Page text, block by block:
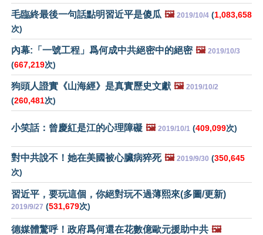
毛臨終最後一句話點明習近平是傻瓜 🖼️ 2019/10/4 (1,083,658
次)
內幕:「一號工程」爲何成中共絕密中的絕密 🖼️ 2019/10/3
(667,219次)
狗頭人證實《山海經》是真實歷史文獻 🖼️ 2019/10/2
(260,481次)
小笑話：曾慶紅是江的心理障礙 🖼️ 2019/10/1 (409,099次)
對中共說不！她在美國被心臟病猝死 🖼️ 2019/9/30 (350,645
次)
習近平，要玩這個，你絕對玩不過薄熙來(多圖/更新)
2019/9/27 (531,679次)
德媒體驚呼！政府爲何還在花數億歐元援助中共 🖼️